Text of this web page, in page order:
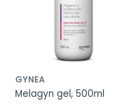
GYNEA
Melagyn gel, 500ml